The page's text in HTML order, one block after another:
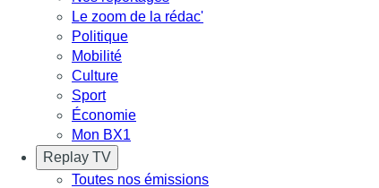
Le zoom de la rédac'
Politique
Mobilité
Culture
Sport
Économie
Mon BX1
Replay TV
Toutes nos émissions